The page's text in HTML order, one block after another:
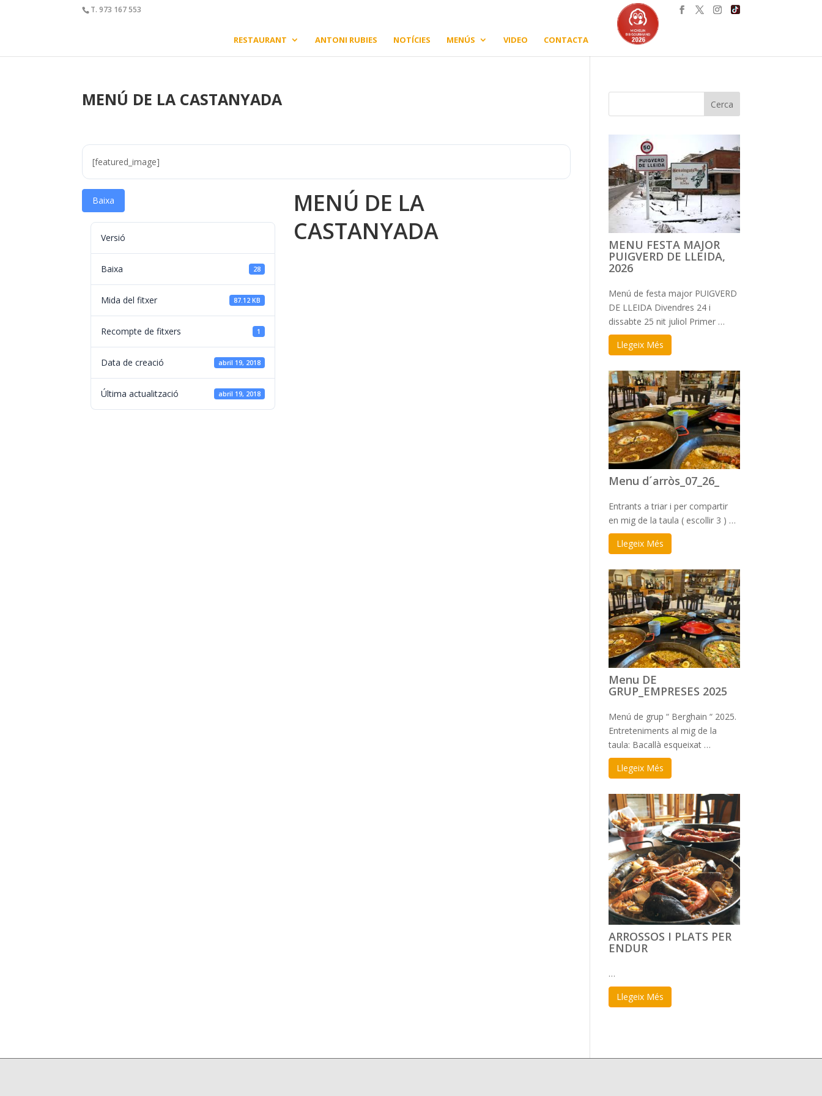
T. 973 167 553
RESTAURANT ANTONI RUBIES NOTÍCIES MENÚS VIDEO CONTACTA
MENÚ DE LA CASTANYADA
[featured_image]
Baixa
Versió
Baixa 28
Mida del fitxer 87.12 KB
Recompte de fitxers 1
Data de creació abril 19, 2018
Última actualització abril 19, 2018
MENÚ DE LA
CASTANYADA
MENU FESTA MAJOR
PUIGVERD DE LLEIDA,
2026
Menú de festa major PUIGVERD
DE LLEIDA Divendres 24 i
dissabte 25 nit juliol Primer …
Llegeix Més
Menu d´arròs_07_26_
Entrants a triar i per compartir
en mig de la taula ( escollir 3 ) …
Llegeix Més
Menu DE
GRUP_EMPRESES 2025
Menú de grup “ Berghain “ 2025.
Entreteniments al mig de la
taula: Bacallà esqueixat …
Llegeix Més
ARROSSOS I PLATS PER
ENDUR
…
Llegeix Més